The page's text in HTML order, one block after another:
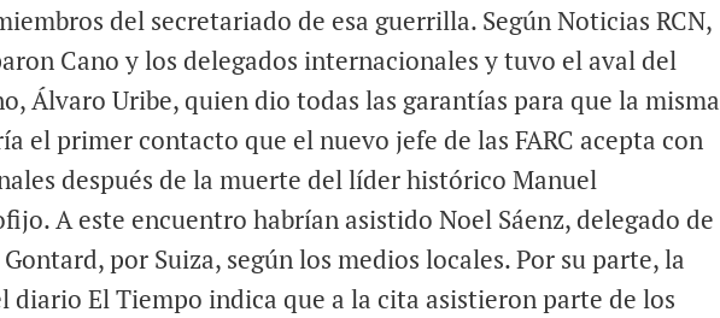
del secretariado de esa guerrilla. Según Noticias RCN,
Cano y los delegados internacionales y tuvo el aval del
Álvaro Uribe, quien dio todas las garantías para que la misma
el primer contacto que el nuevo jefe de las FARC acepta con
después de la muerte del líder histórico Manuel
A este encuentro habrían asistido Noel Sáenz, delegado de
por Suiza, según los medios locales. Por su parte, la
diario El Tiempo indica que a la cita asistieron parte de los